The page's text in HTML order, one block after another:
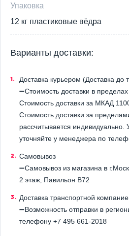
Упаковка
12 кг пластиковые вёдра
Варианты доставки:
Доставка курьером (Доставка до
➖Стоимость доставки в
Стоимость доставки за МКАД
Стоимость доставки за
рассчитывается индивидуально.
уточняйте у менеджера по
Самовывоз
➖Самовывоз из магазина в
2 этаж, Павильон B72
Доставка транспортной
➖Возможность отправки в
телефону +7 495 661-2018